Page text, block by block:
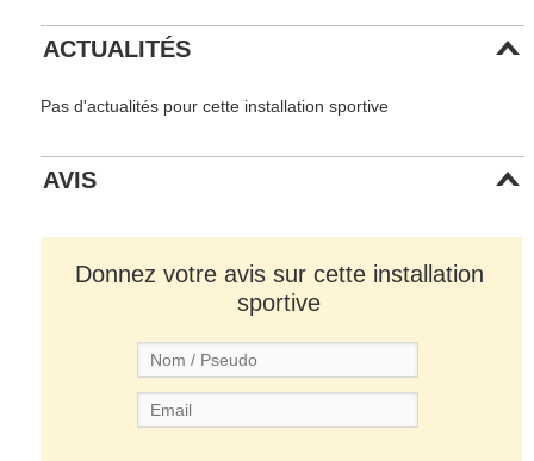
ACTUALITÉS
Pas d'actualités pour cette installation sportive
AVIS
Donnez votre avis sur cette installation
sportive